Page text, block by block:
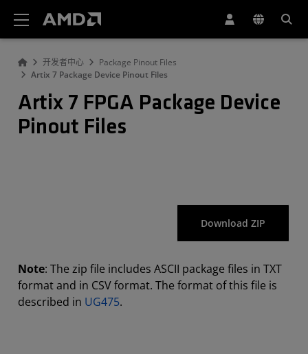
开发者中心
Package Pinout Files
Artix 7 Package Device Pinout Files
Artix 7 FPGA Package Device
Pinout Files
Download ZIP
Note: The zip file includes ASCII package files in TXT
format and in CSV format. The format of this file is
described in UG475.